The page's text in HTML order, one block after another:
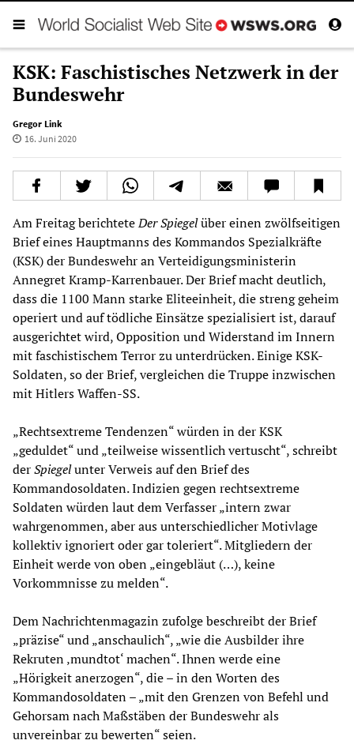
KSK: Faschistisches Netzwerk in der
Bundeswehr
Gregor Link
16. Juni 2020
Am Freitag berichteteDer Spiegelüber einen zwölfseitigen
Brief eines Hauptmanns des Kommandos Spezialkräfte
(KSK) der Bundeswehr an Verteidigungsministerin
Annegret Kramp-Karrenbauer. Der Brief macht deutlich,
dass die 1100 Mann starke Eliteeinheit, die streng geheim
operiert und auf tödliche Einsätze spezialisiert ist, darauf
ausgerichtet wird, Opposition und Widerstand im Innern
mit faschistischem Terror zu unterdrücken. Einige KSK-
Soldaten, so der Brief, vergleichen die Truppe inzwischen
mit Hitlers Waffen-SS.
„Rechtsextreme Tendenzen“ würden in der KSK
„geduldet“ und „teilweise wissentlich vertuscht“, schreibt
derSpiegelunter Verweis auf den Brief des
Kommandosoldaten. Indizien gegen rechtsextreme
Soldaten würden laut dem Verfasser „intern zwar
wahrgenommen, aber aus unterschiedlicher Motivlage
kollektiv ignoriert oder gar toleriert“. Mitgliedern der
Einheit werde von oben „eingebläut (…), keine
Vorkommnisse zu melden“.
Dem Nachrichtenmagazin zufolge beschreibt der Brief
„präzise“ und „anschaulich“, „wie die Ausbilder ihre
Rekruten ‚mundtot‘ machen“. Ihnen werde eine
„Hörigkeit anerzogen“, die – in den Worten des
Kommandosoldaten – „mit den Grenzen von Befehl und
Gehorsam nach Maßstäben der Bundeswehr als
unvereinbar zu bewerten“ seien.